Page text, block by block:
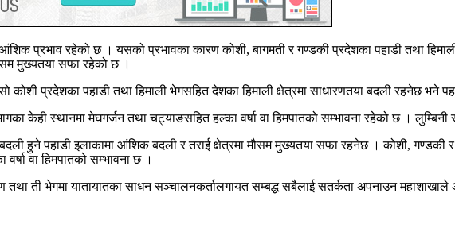
प्रभाव रहेको छ । यसको प्रभावका कारण कोशी, बागमती र गण्डकी प्रदेशका पहाडी तथा
मुख्यतया सफा रहेको छ ।
कोशी प्रदेशका पहाडी तथा हिमाली भेगसहित देशका हिमाली क्षेत्रमा साधारणतया बदली रहनेछ भने
केही स्थानमा मेघगर्जन तथा चट्याङसहित हल्का वर्षा वा हिमपातको सम्भावना रहेको छ ।
हुने पहाडी इलाकामा आंशिक बदली र तराई क्षेत्रमा मौसम मुख्यतया सफा रहनेछ । कोशी, गण्डकी
वा हिमपातको सम्भावना छ ।
तथा ती भेगमा यातायातका साधन सञ्चालनकर्तालगायत सम्बद्ध सबैलाई सतर्कता अपनाउन